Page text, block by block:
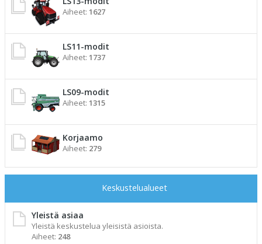
Aiheet: 1627
LS11-modit
Aiheet: 1737
LS09-modit
Aiheet: 1315
Korjaamo
Aiheet: 279
Keskustelualueet
Yleistä asiaa
Yleistä keskustelua yleisistä asioista.
Aiheet: 248